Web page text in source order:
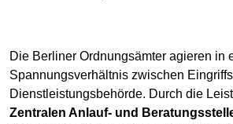
Die Berliner Ordnungsämter agieren in
Spannungsverhältnis zwischen
Dienstleistungsbehörde. Durch die
Zentralen Anlauf- und